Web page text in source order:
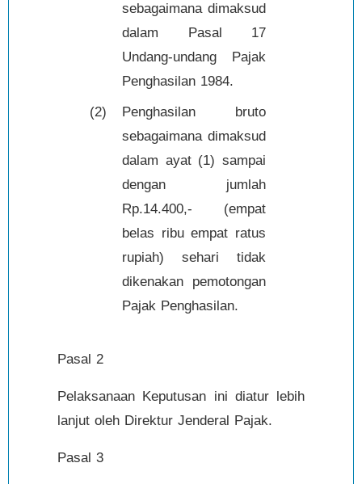
sebagaimana dimaksud
dalam Pasal 17
Undang-undang Pajak
Penghasilan 1984.
(2)
Penghasilan bruto
sebagaimana dimaksud
dalam ayat (1) sampai
dengan jumlah
Rp.14.400,- (empat
belas ribu empat ratus
rupiah) sehari tidak
dikenakan pemotongan
Pajak Penghasilan.
Pasal 2
Pelaksanaan Keputusan ini diatur lebih
lanjut oleh Direktur Jenderal Pajak.
Pasal 3